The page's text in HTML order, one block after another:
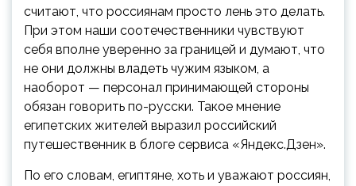
считают, что россиянам просто лень это делать.
При этом наши соотечественники чувствуют
себя вполне уверенно за границей и думают, что
не они должны владеть чужим языком, а
наоборот — персонал принимающей стороны
обязан говорить по-русски. Такое мнение
египетских жителей выразил российский
путешественник в блоге сервиса «Яндекс.Дзен».
По его словам, египтяне, хоть и уважают россиян,